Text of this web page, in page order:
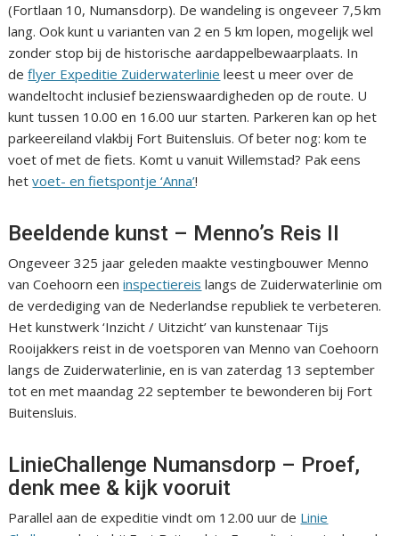
(Fortlaan 10, Numansdorp). De wandeling is ongeveer 7,5 km
lang. Ook kunt u varianten van 2 en 5 km lopen, mogelijk wel
zonder stop bij de historische aardappelbewaarplaats. In
deflyer Expeditie Zuiderwaterlinie leest u meer over de
wandeltocht inclusief bezienswaardigheden op de route. U
kunt tussen 10.00 en 16.00 uur starten. Parkeren kan op het
parkeereiland vlakbij Fort Buitensluis. Of beter nog: kom te
voet of met de fiets. Komt u vanuit Willemstad? Pak eens
hetvoet- en fietspontje ‘Anna’!
Beeldende kunst – Menno’s Reis II
Ongeveer 325 jaar geleden maakte vestingbouwer Menno
van Coehoorn eeninspectiereis langs de Zuiderwaterlinie om
de verdediging van de Nederlandse republiek te verbeteren.
Het kunstwerk ‘Inzicht / Uitzicht’ van kunstenaar Tijs
Rooijakkers reist in de voetsporen van Menno van Coehoorn
langs de Zuiderwaterlinie, en is van zaterdag 13 september
tot en met maandag 22 september te bewonderen bij Fort
Buitensluis.
LinieChallenge Numansdorp – Proef,
denk mee & kijk vooruit
Parallel aan de expeditie vindt om 12.00 uur de Linie